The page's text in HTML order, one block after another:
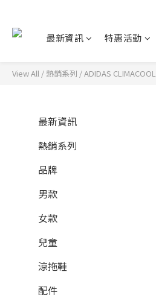
最新資訊 特惠活動
View All /熱銷系列 /ADIDAS CLIMACOOL
最新資訊
熱銷系列
品牌
男款
女款
兒童
涼拖鞋
配件